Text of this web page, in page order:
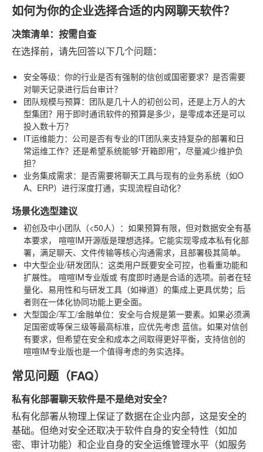
如何为你的企业选择合适的内网聊天软件？
决策清单：按需自查
在选择前，请先回答以下几个问题：
安全等级：你的行业是否有强制的信创或国密要求？是否需要
对聊天记录进行后台审计？
团队规模与预算：团队是几十人的初创公司，还是上万人的大
型集团？用于即时通讯软件的预算是多少，是零成本还是可以
投入数十万？
IT运维能力：公司是否有专业的IT团队来支持复杂的部署和日
常运维工作？还是希望系统能够“开箱即用”，尽量减少维护负
担？
业务集成需求：是否需要将聊天工具与现有的业务系统（如O
A、ERP）进行深度打通，实现流程自动化？
场景化选型建议
初创及中小团队（<50人） ：如果预算有限，但对数据安全有基
本要求， 喧喧IM开源版是理想选择。它能实现零成本私有化部
署，满足聊天、文件传输等核心沟通需求，且部署极其简单。
中大型企业/研发团队 ：这类用户既要安全可控，也看重功能和
扩展性。 喧喧IM专业版或 有度即时通是合适的选项。前者在轻
量化、易用性和与研发工具（如禅道）的集成上更具优势；后
者则在一体化协同功能上更全面。
大型国企/军工/金融单位：安全与合规是第一要素。如果必须满
足国密或等保三级等最高标准，应优先考虑 蓝信。如果对信创
有要求，但希望在安全和成本之间取得更好平衡，支持信创的
喧喧IM专业版也是一个值得考虑的务实选择。
常见问题（FAQ）
私有化部署聊天软件是不是绝对安全？
私有化部署从物理上保证了数据在企业内部，这是安全的
基础。但绝对安全还取决于软件自身的安全特性（如加
密、审计功能）和企业自身的安全运维管理水平（如服务